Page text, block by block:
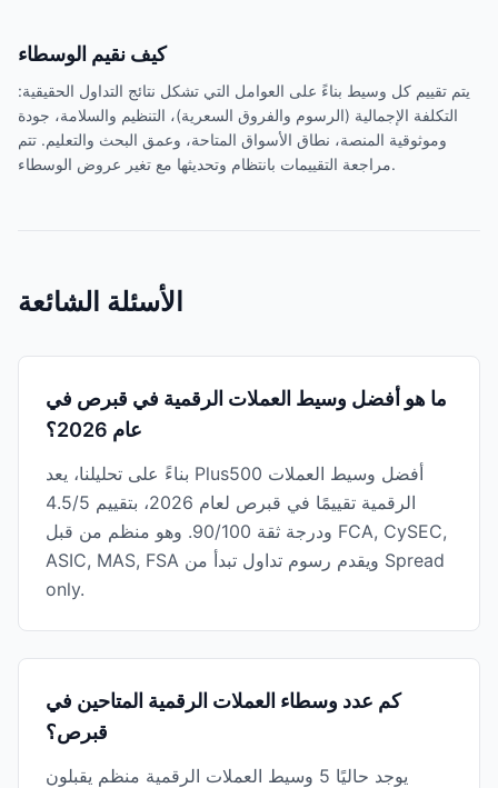
كيف نقيم الوسطاء
يتم تقييم كل وسيط بناءً على العوامل التي تشكل نتائج التداول الحقيقية:
التكلفة الإجمالية (الرسوم والفروق السعرية)، التنظيم والسلامة، جودة
وموثوقية المنصة، نطاق الأسواق المتاحة، وعمق البحث والتعليم. تتم
مراجعة التقييمات بانتظام وتحديثها مع تغير عروض الوسطاء.
الأسئلة الشائعة
ما هو أفضل وسيط العملات الرقمية في قبرص في
عام 2026؟
بناءً على تحليلنا، يعد Plus500 أفضل وسيط العملات
الرقمية تقييمًا في قبرص لعام 2026، بتقييم 4.5/5
ودرجة ثقة 90/100. وهو منظم من قبل FCA, CySEC,
ASIC, MAS, FSA ويقدم رسوم تداول تبدأ من Spread
only.
كم عدد وسطاء العملات الرقمية المتاحين في
قبرص؟
يوجد حاليًا 5 وسيط العملات الرقمية منظم يقبلون